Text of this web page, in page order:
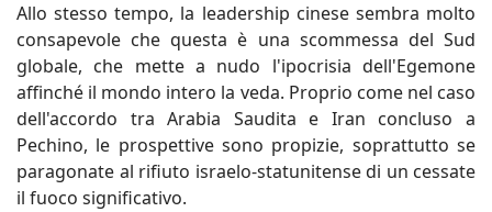
Allo stesso tempo, la leadership cinese sembra molto
consapevole che questa è una scommessa del Sud
globale, che mette a nudo l'ipocrisia dell'Egemone
affinché il mondo intero la veda. Proprio come nel caso
dell'accordo tra Arabia Saudita e Iran concluso a
Pechino, le prospettive sono propizie, soprattutto se
paragonate al rifiuto israelo-statunitense di un cessate
il fuoco significativo.